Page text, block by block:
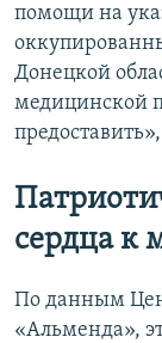
помощи на
Донецкой
медицинской
сердца к
По данным
«Альменда»,